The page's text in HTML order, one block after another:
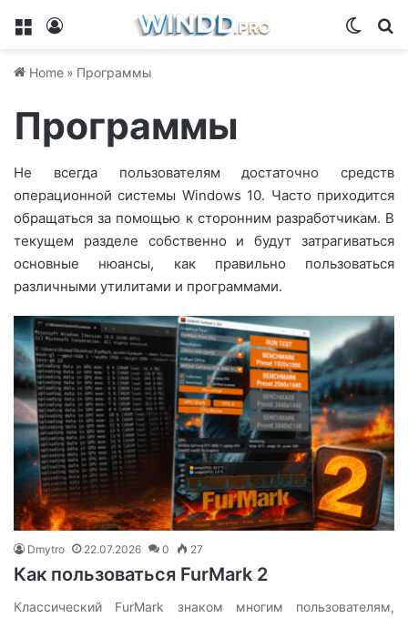
Menu
Home » Программы
Программы
Не всегда пользователям достаточно средств
операционной системы Windows 10. Часто приходится
обращаться за помощью к сторонним разработчикам. В
текущем разделе собственно и будут затрагиваться
основные нюансы, как правильно пользоваться
различными утилитами и программами.
Dmytro 22.07.2026 0 27
Как пользоваться FurMark 2
Классический FurMark знаком многим пользователям,